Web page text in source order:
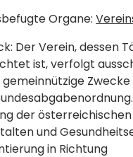
Organe:
Der Verein, dessen
ist, verfolgt
Zwecke
der österreichischen
und
in Richtung